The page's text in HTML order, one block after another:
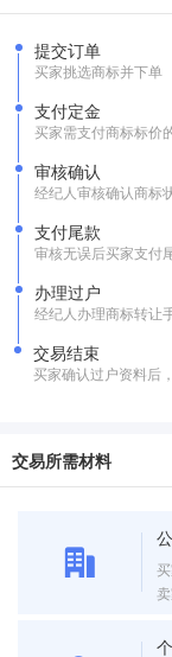
提交订单
买家挑选商标并下单
支付定金
买家需支付商标标价
审核确认
经纪人审核确认商标
支付尾款
审核无误后买家支付
办理过户
经纪人办理商标转让
交易结束
买家确认过户资料后
交易所需材料